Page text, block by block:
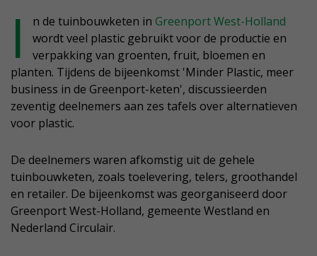
I n de tuinbouwketen in Greenport West-Holland
wordt veel plastic gebruikt voor de productie en
verpakking van groenten, fruit, bloemen en
planten. Tijdens de bijeenkomst 'Minder Plastic, meer
business in de Greenport-keten', discussieerden
zeventig deelnemers aan zes tafels over alternatieven
voor plastic.
De deelnemers waren afkomstig uit de gehele
tuinbouwketen, zoals toelevering, telers, groothandel
en retailer. De bijeenkomst was georganiseerd door
Greenport West-Holland, gemeente Westland en
Nederland Circulair.